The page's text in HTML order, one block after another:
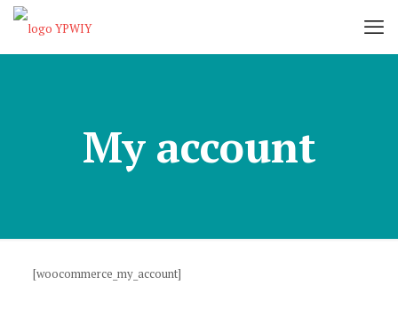
My account
[woocommerce_my_account]